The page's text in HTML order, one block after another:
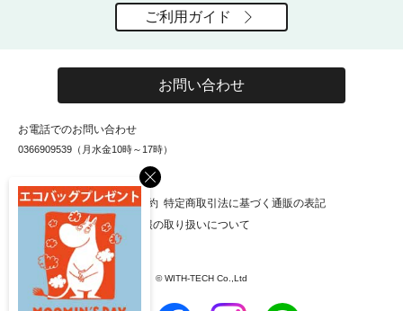
×
ご利用ガイド
お問い合わせ
お電話でのお問い合わせ
0366909539（月水金10時～17時）
お知らせ 会社概要 利用規約 特定商取引法に基づく通販の表記
個人情報保護方針 個人情報の取り扱いについて
© WITH-TECH Co.,Ltd